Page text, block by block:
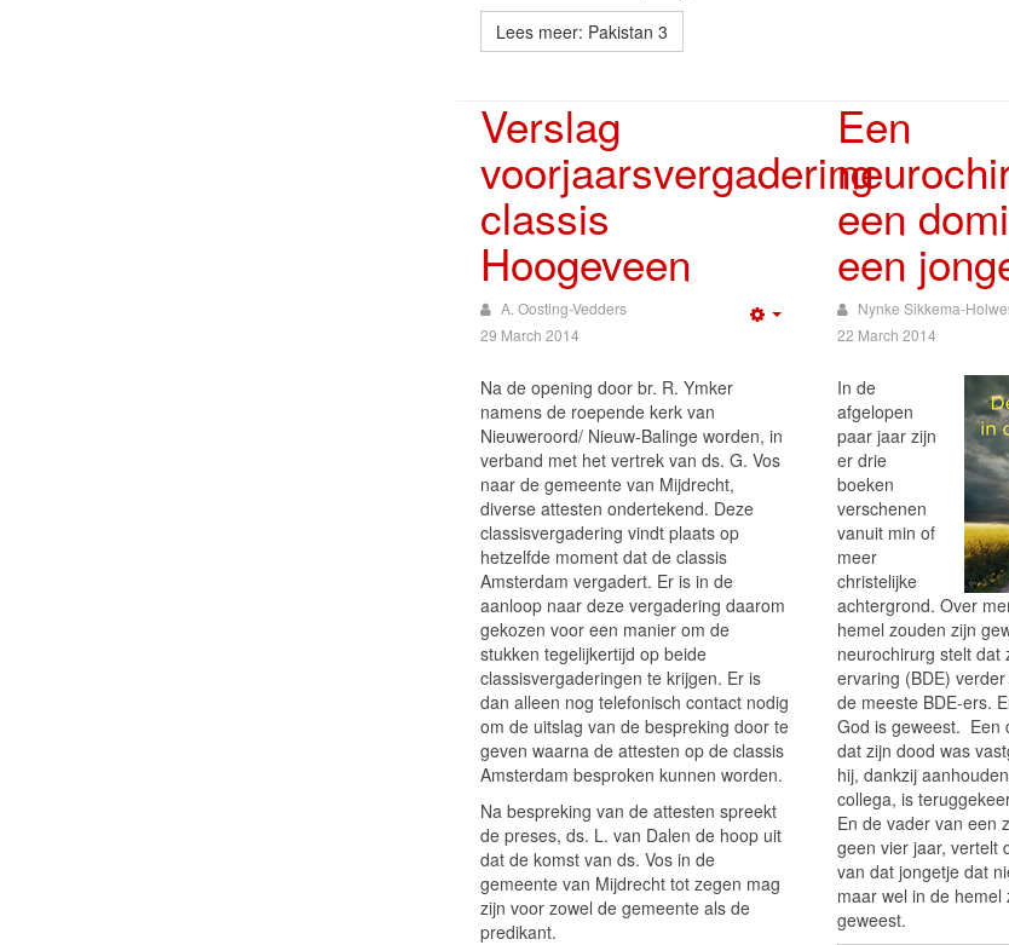
Lees meer: Pakistan 3
Verslag
voorjaarsvergadering
classis
Hoogeveen
A. Oosting-Vedders
29 March 2014
Na de opening door br. R. Ymker
namens de roepende kerk van
Nieuweroord/ Nieuw-Balinge worden, in
verband met het vertrek van ds. G. Vos
naar de gemeente van Mijdrecht,
diverse attesten ondertekend. Deze
classisvergadering vindt plaats op
hetzelfde moment dat de classis
Amsterdam vergadert. Er is in de
aanloop naar deze vergadering daarom
gekozen voor een manier om de
stukken tegelijkertijd op beide
classisvergaderingen te krijgen. Er is
dan alleen nog telefonisch contact nodig
om de uitslag van de bespreking door te
geven waarna de attesten op de classis
Amsterdam besproken kunnen worden.
Na bespreking van de attesten spreekt
de preses, ds. L. van Dalen de hoop uit
dat de komst van ds. Vos in de
gemeente van Mijdrecht tot zegen mag
zijn voor zowel de gemeente als de
predikant.
Een
een
een
Nynke Sikkema-
22 March 2014
In de
afgelopen
paar jaar zijn
er drie
boeken
verschenen
vanuit min of
meer
christelijke
achtergrond. Over
hemel zouden zijn
neurochirurg stelt dat
ervaring (BDE)
de meeste BDE-ers.
God is geweest. Een
dat zijn dood was
hij, dankzij
collega, is
En de vader van een
geen vier jaar, vertelt
van dat jongetje dat
maar wel in de hemel
geweest.